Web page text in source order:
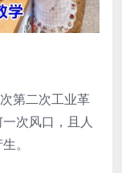
第二次工业革
次风口，且人
。